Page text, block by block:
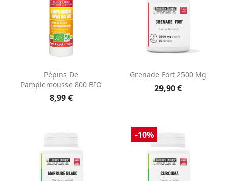
Pépins De
Pamplemousse 800 BIO
8,99 €
Grenade Fort 2500 Mg
29,90 €
-10%